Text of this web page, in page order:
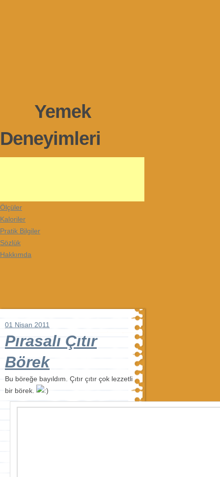
Yemek
Deneyimleri
Ölçüler
Kaloriler
Pratik Bilgiler
Sözlük
Hakkımda
01 Nisan 2011
Pırasalı Çıtır
Börek
Bu böreğe bayıldım. Çıtır çıtır çok lezzetli
bir börek.